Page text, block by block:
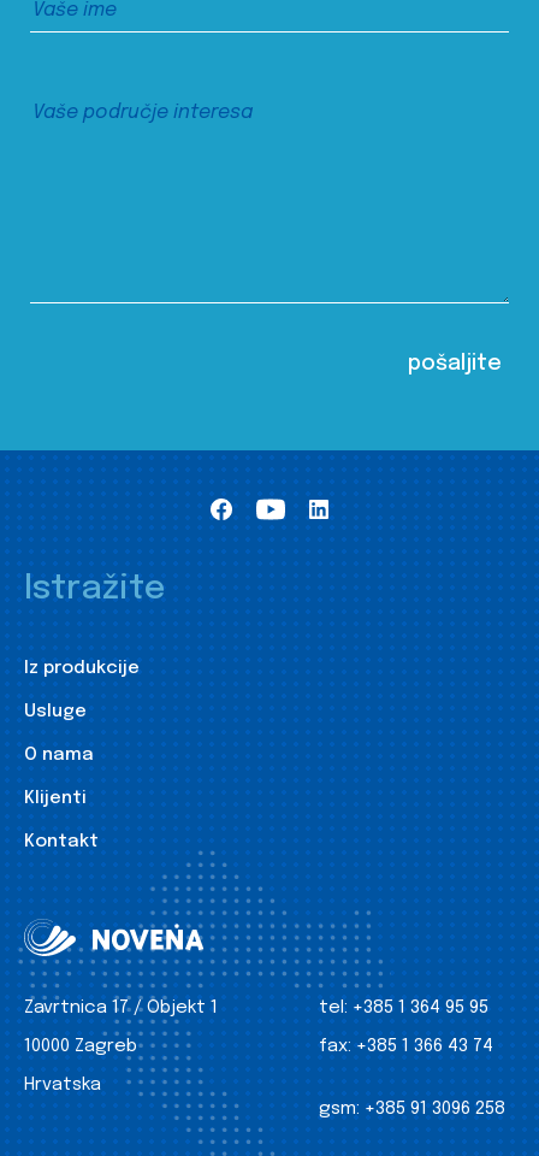
Istražite
Iz produkcije
Usluge
O nama
Klijenti
Kontakt
Zavrtnica 17 / Objekt 1
10000 Zagreb
Hrvatska
tel: +385 1 364 95 95
fax: +385 1 366 43 74
gsm: +385 91 3096 258